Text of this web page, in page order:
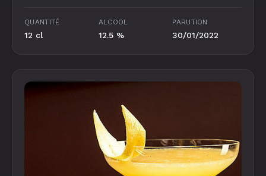
QUANTITÉ
12 cl
ALCOOL
12.5 %
PARUTION
30/01/2022